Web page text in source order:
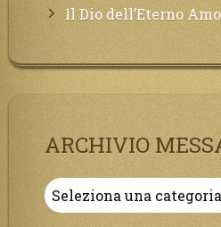
Il Dio dell’Eterno Amore grida tutto il Suo bene per i
ARCHIVIO
Archivio
Messaggi